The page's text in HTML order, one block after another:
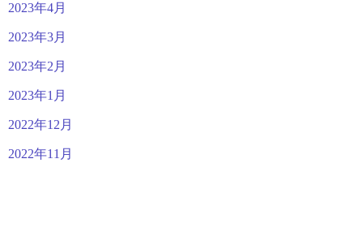
2023年4月
2023年3月
2023年2月
2023年1月
2022年12月
2022年11月